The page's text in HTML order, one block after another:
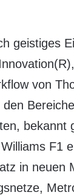
geistiges
von
bekannt
F1
in neuen